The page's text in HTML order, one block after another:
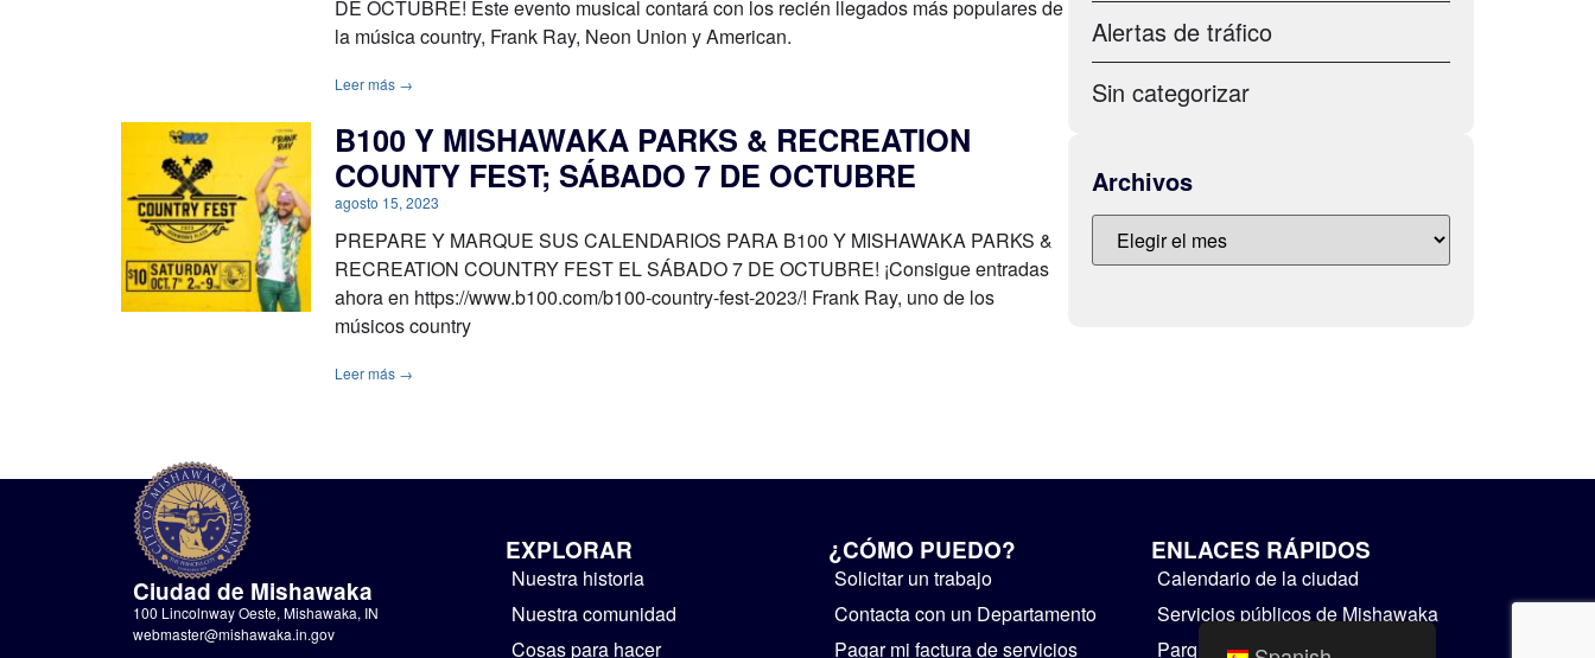
DE OCTUBRE! Este evento musical contará con los recién llegados más populares de
la música country, Frank Ray, Neon Union y American.
Leer más →
B100 Y MISHAWAKA PARKS & RECREATION
COUNTY FEST; SÁBADO 7 DE OCTUBRE
agosto 15, 2023
PREPARE Y MARQUE SUS CALENDARIOS PARA B100 Y MISHAWAKA PARKS &
RECREATION COUNTRY FEST EL SÁBADO 7 DE OCTUBRE! ¡Consigue entradas
ahora en https://www.b100.com/b100-country-fest-2023/! Frank Ray, uno de los
músicos country
Leer más →
Alertas de tráfico
Sin categorizar
Archivos
Ciudad de Mishawaka
100 Lincolnway Oeste, Mishawaka, IN
webmaster@mishawaka.in.gov
EXPLORAR
Nuestra historia
Nuestra comunidad
Cosas para hacer
¿CÓMO PUEDO?
Solicitar un trabajo
Contacta con un Departamento
Pagar mi factura de servicios
ENLACES RÁPIDOS
Calendario de la ciudad
Servicios públicos de Mishawaka
Parques y Recreación